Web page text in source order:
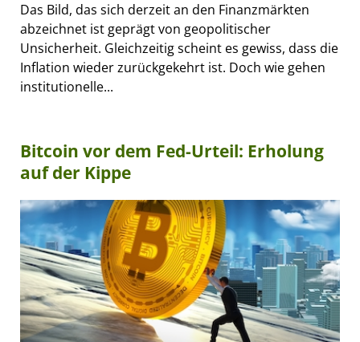
Das Bild, das sich derzeit an den Finanzmärkten
abzeichnet ist geprägt von geopolitischer
Unsicherheit. Gleichzeitig scheint es gewiss, dass die
Inflation wieder zurückgekehrt ist. Doch wie gehen
institutionelle...
Bitcoin vor dem Fed-Urteil: Erholung
auf der Kippe